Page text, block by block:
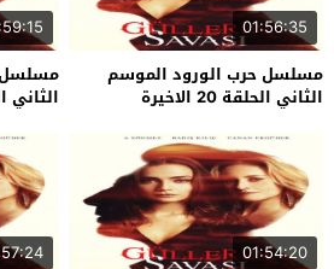
01:56:35
مسلسل حرب الورود الموسم
الثاني الحلقة 20 الاخيرة
مسلسل
الثاني
01:54:20